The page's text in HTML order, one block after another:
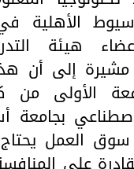
الأهلية
هيئة
مشيرة إلى أن
الأولى من
بجامعة
العمل يحتاج